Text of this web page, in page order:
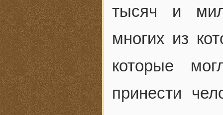
тысяч и
многих из
которые
принести